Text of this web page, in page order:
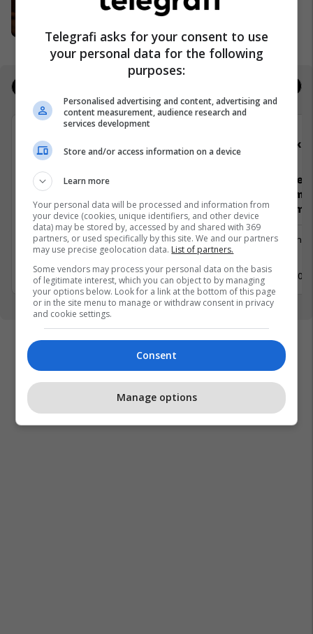
HAJE - Kosova
Koordinator i Projekteve HoReCa
Menaxhment
Pejë
11 Maj 2026
Staf
Menaxhim)
11 Maj
Telegrafi asks for your consent to use
your personal data for the following
purposes:
Personalised advertising and content, advertising and
content measurement, audience research and
services development
Store and/or access information on a device
Learn more
Your personal data will be processed and information from
your device (cookies, unique identifiers, and other device
data) may be stored by, accessed by and shared with 369
partners, or used specifically by this site. We and our partners
may use precise geolocation data. List of partners.
Some vendors may process your personal data on the basis
of legitimate interest, which you can object to by managing
your options below. Look for a link at the bottom of this page
or in the site menu to manage or withdraw consent in privacy
and cookie settings.
Consent
Manage options